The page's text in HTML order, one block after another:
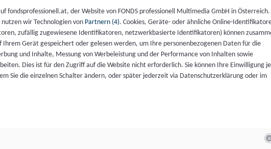
fondsprofessionell.at, der Website von FONDS professionell Multimedia GmbH in
wir Technologien von Partnern (4). Cookies, Geräte- oder ähnliche Online-
zufällig zugewiesene Identifikatoren, netzwerkbasierte Identifikatoren) können
Gerät gespeichert oder gelesen werden, um Ihre personenbezogenen Daten für die
und Inhalte, Messung von Werbeleistung und der Performance von Inhalten sowie
Dies ist für den Zugriff auf die Website nicht erforderlich. Sie können Ihre Einwilligung
Sie die einzelnen Schalter ändern, oder später jederzeit via Datenschutzerklärung oder im